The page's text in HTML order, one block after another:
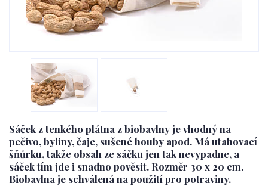
Sáček z tenkého plátna z biobavlny je vhodný na
pečivo, byliny, čaje, sušené houby apod. Má utahovací
šňůrku, takže obsah ze sáčku jen tak nevypadne, a
sáček tím jde i snadno pověsit. Rozměr 30 x 20 cm.
Biobavlna je schválená na použití pro potraviny.